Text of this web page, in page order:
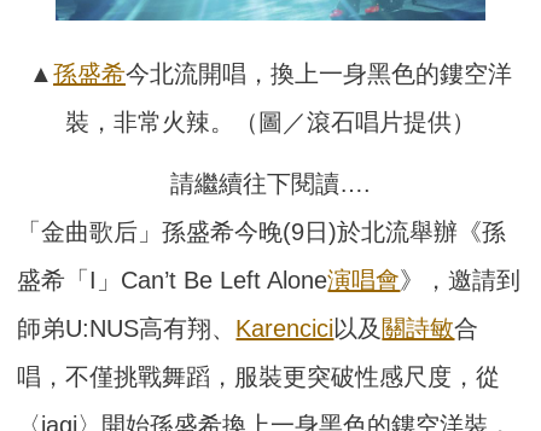
▲ 孫盛希今北流開唱，換上一身黑色的鏤空洋
裝，非常火辣。（圖／滾石唱片提供）
請繼續往下閱讀….
「金曲歌后」孫盛希今晚(9日)於北流舉辦《孫
盛希「I」Can’t Be Left Alone演唱會》，邀請到
師弟U:NUS高有翔、 Karencici以及 關詩敏合
唱，不僅挑戰舞蹈，服裝更突破性感尺度，從
〈jagi〉開始孫盛希換上一身黑色的鏤空洋裝，